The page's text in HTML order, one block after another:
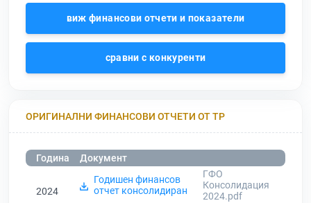
виж финансови отчети и показатели
сравни с конкуренти
ОРИГИНАЛНИ ФИНАНСОВИ ОТЧЕТИ ОТ ТР
Година Документ
2024
Годишен финансов
отчет консолидиран
ГФО
Консолидация
2024.pdf